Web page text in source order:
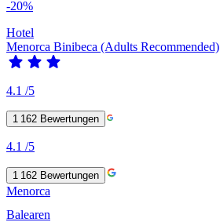
-20%
Hotel
Menorca Binibeca (Adults Recommended)
4.1 /5
1 162 Bewertungen
4.1 /5
1 162 Bewertungen
Menorca
Balearen